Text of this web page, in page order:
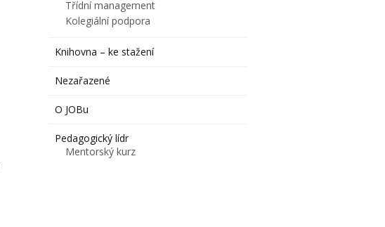
Třídní management
Kolegiální podpora
Knihovna – ke stažení
Nezařazené
O JOBu
Pedagogický lídr
Mentorský kurz